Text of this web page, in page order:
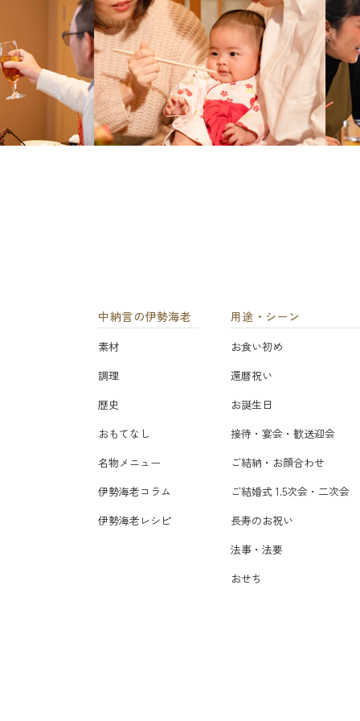
中納言の伊勢海老
素材
調理
歴史
おもてなし
名物メニュー
伊勢海老コラム
伊勢海老レシピ
用途・シーン
お食い初め
還暦祝い
お誕生日
接待・宴会・歓送迎会
ご結納・お顔合わせ
ご結婚式 1.5次会・二次会
長寿のお祝い
法事・法要
おせち